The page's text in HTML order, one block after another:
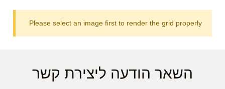
Please select an image first to render the grid properly
השאר הודעה ליצירת קשר